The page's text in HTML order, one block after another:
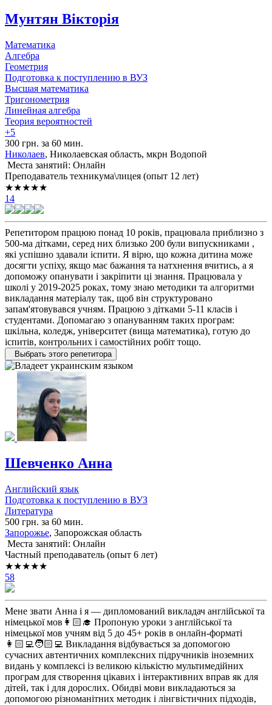
Мунтян Вікторія
Математика
Алгебра
Геометрия
Подготовка к поступлению в ВУЗ
Высшая математика
Тригонометрия
Линейная алгебра
Теория вероятностей
+5
300 грн. за 60 мин.
Николаев, Николаевская область, мкрн Водопой
Места занятий: Онлайн
Преподаватель техникума\лицея (опыт 12 лет)
★★★★★
14
Репетитором працюю понад 10 років, працювала приблизно з
500-ма дітками, серед них близько 200 були випускниками ,
які успішно здавали іспити. Я вірю, що кожна дитина може
досягти успіху, якщо має бажання та натхнення вчитись, а я
допоможу опанувати і закріпити ці знання. Працювала у
школі у 2019-2025 роках, тому знаю методики та алгоритми
викладання матеріалу так, щоб він структуровано
запам'ятовувався учням. Працюю з дітками 5-11 класів і
студентами. Допомагаю з опануванням таких програм:
шкільна, коледж, університет (вища математика), готую до
іспитів, контрольних і самостійних робіт тощо.
Выбрать этого репетитора
Шевченко Анна
Английский язык
Подготовка к поступлению в ВУЗ
Литература
500 грн. за 60 мин.
Запорожье, Запорожская область
Места занятий: Онлайн
Частный преподаватель (опыт 6 лет)
★★★★★
58
Мене звати Анна і я — дипломований викладач англійської та
німецької мов👩🏻‍🎓 Пропоную уроки з англійської та
німецької мов учням від 5 до 45+ років в онлайн-форматі
👩🏻‍💻🧑🏻‍💻 Викладання відбувається за допомогою
сучасних автентичних комплексних підручників іноземних
видань у комплексі із великою кількістю мультимедійних
програм для створення цікавих і інтерактивних вправ як для
дітей, так і для дорослих. Обидві мови викладаються за
допомогою різноманітних методик і лінгвістичних підходів,